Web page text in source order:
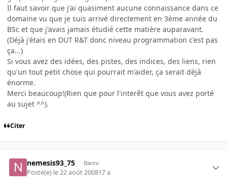
Il faut savoir que j'ai quasiment aucune connaissance dans ce
domaine vu que je suis arrivé directement en 3ème année du
BSc et que j'avais jamais étudié cette matière auparavant.
(Déjà j'étais en DUT R&T donc niveau programmation c'est pas
ça...)
Si vous avez des idées, des pistes, des indices, des liens, rien
qu'un tout petit chose qui pourrait m'aider, ça serait déjà
énorme.
Merci beaucoup!(Rien que pour l'interêt que vous avez porté
au sujet ^^).
Citer
nemesis93_75 Banni
Posté(e) le 22 août 200817 a